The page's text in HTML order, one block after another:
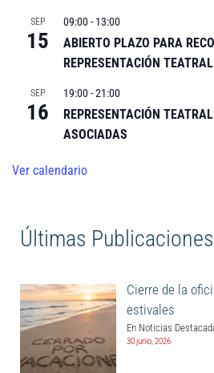
SEP
15
09:00-13:00
ABIERTO PLAZO PARA
REPRESENTACIÓN
SEP
16
19:00-21:00
REPRESENTACIÓN
ASOCIADAS
Ver calendario
Últimas Publicaciones
Cierre de la
estivales
En Noticias
30 junio, 2026